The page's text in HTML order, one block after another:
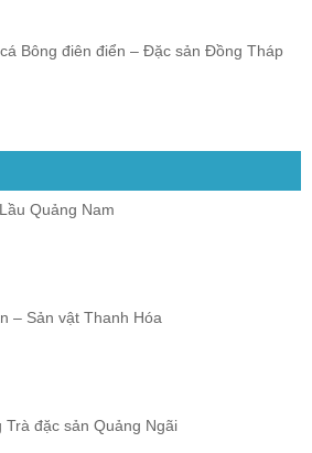
Bông điên điển – Đặc sản Đồng Tháp
Quảng Nam
– Sản vật Thanh Hóa
Trà đặc sản Quảng Ngãi